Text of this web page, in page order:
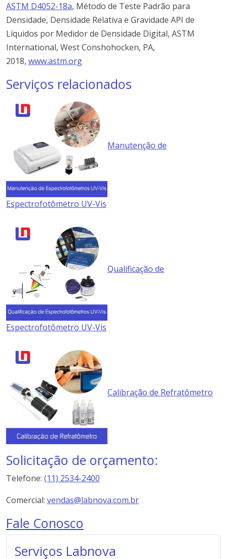
ASTM D4052-18a, Método de Teste Padrão para
Densidade, Densidade Relativa e Gravidade API de
Líquidos por Medidor de Densidade Digital, ASTM
International, West Conshohocken, PA,
2018, www.astm.org
Serviços relacionados
Manutenção de
Espectrofotômetro UV-Vis
Qualificação de
Espectrofotômetro UV-Vis
Calibração de Refratômetro
Solicitação de orçamento:
Telefone: (11) 2534-2400
Comercial: vendas@labnova.com.br
Fale Conosco
Serviços Labnova